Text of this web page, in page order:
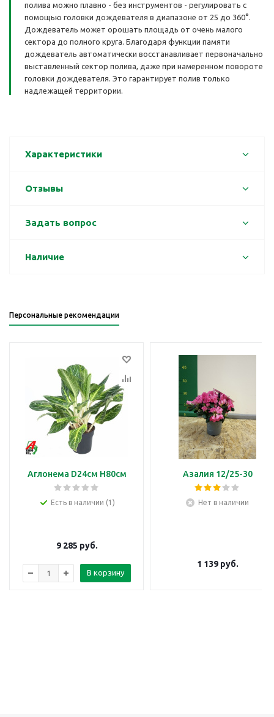
полива можно плавно - без инструментов - регулировать с
помощью головки дождевателя в диапазоне от 25 до 360°.
Дождеватель может орошать площадь от очень малого
сектора до полного круга. Благодаря функции памяти
дождеватель автоматически восстанавливает первоначально
выставленный сектор полива, даже при намеренном повороте
головки дождевателя. Это гарантирует полив только
надлежащей территории.
Характеристики
Отзывы
Задать вопрос
Наличие
Персональные рекомендации
Аглонема D24см H80см
Есть в наличии (1)
9 285 руб.
В корзину
Азалия 12/25-30
Нет в наличии
1 139руб.